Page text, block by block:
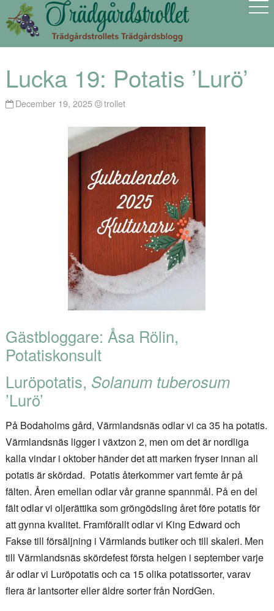
Lucka 19: Potatis ’Lurö’
December 19, 2025 trollet
Gästbloggare: Åsa Rölin,
Potatiskonsult
Luröpotatis, Solanum tuberosum
’Lurö’
På Bodaholms gård, Värmlandsnäs odlar vi ca 35 ha potatis.
Värmlandsnäs ligger i växtzon 2, men om det är nordliga
kalla vindar i oktober händer det att marken fryser innan all
potatis är skördad. Potatis återkommer vart femte år på
fälten. Åren emellan odlar vår granne spannmål. På en del
fält odlar vi oljerättika som gröngödsling året före potatis för
att gynna kvalitet. Framförallt odlar vi King Edward och
Fakse till försäljning i Värmlands butiker och till skaleri. Men
till Värmlandsnäs skördefest första helgen i september varje
år odlar vi Luröpotatis och ca 15 olika potatissorter, varav
flera är lantsorter eller äldre sorter från NordGen.